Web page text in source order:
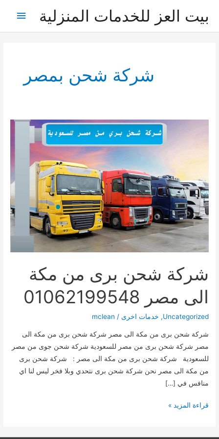
بيت العز للخدمات المنزلية
شركة شحن بمصر
شركة شحن برى من مكة
الى مصر 01062199548
Uncategorized
, خدمات اخرى /
mclean
شركة شحن برى من مكة الى مصر شركة شحن برى من مكة الى
مصر شركة شحن برى من مصر للسعودية شركة شحن جوى من مصر
للسعودية شركة شحن برى من مكة الى مصر : شركة شحن برى
من مكة الى مصر نحن شركة شحن برى نتحدي وبلا فخر ليس لنا اي
منافس في […]
شركة
قراءة المزيد »